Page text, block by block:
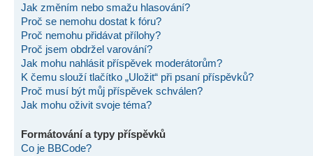
Jak změním nebo smažu hlasování?
Proč se nemohu dostat k fóru?
Proč nemohu přidávat přílohy?
Proč jsem obdržel varování?
Jak mohu nahlásit příspěvek moderátorům?
K čemu slouží tlačítko „Uložit“ při psaní příspěvků?
Proč musí být můj příspěvek schválen?
Jak mohu oživit svoje téma?
Formátování a typy příspěvků
Co je BBCode?